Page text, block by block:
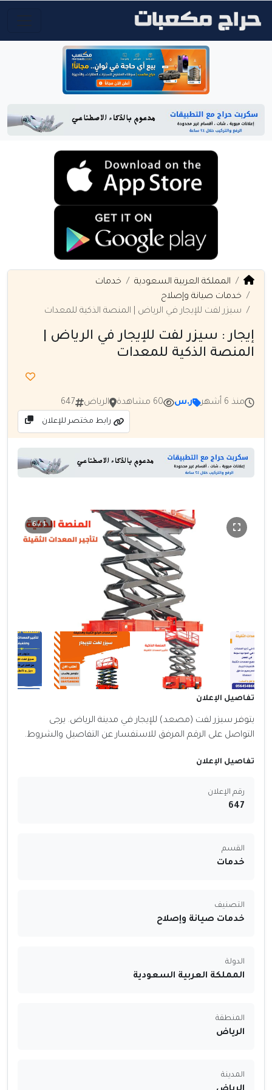
المملكة العربية السعودية
خدمات
خدمات صيانة وإصلاح
سيزر لفت للإيجار في الرياض | المنصة الذكية للمعدات
إيجار : سيزر لفت للإيجار في الرياض |
المنصة الذكية للمعدات
منذ 6 أشهر ر.س 60 مشاهدة الرياض 647
رابط مختصر للإعلان
1 / 6
تفاصيل الإعلان
يتوفر سيزر لفت (مصعد) للإيجار في مدينة الرياض. يرجى
التواصل على الرقم المرفق للاستفسار عن التفاصيل والشروط.
تفاصيل الإعلان
رقم الإعلان
647
القسم
خدمات
التصنيف
خدمات صيانة وإصلاح
الدولة
المملكة العربية السعودية
المنطقة
الرياض
المدينة